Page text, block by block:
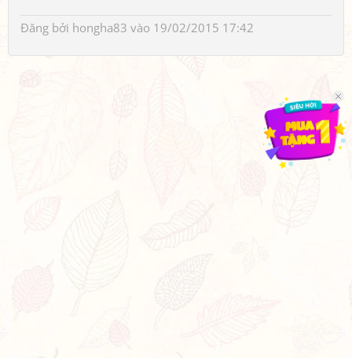
Đăng bởi hongha83 vào 19/02/2015 17:42